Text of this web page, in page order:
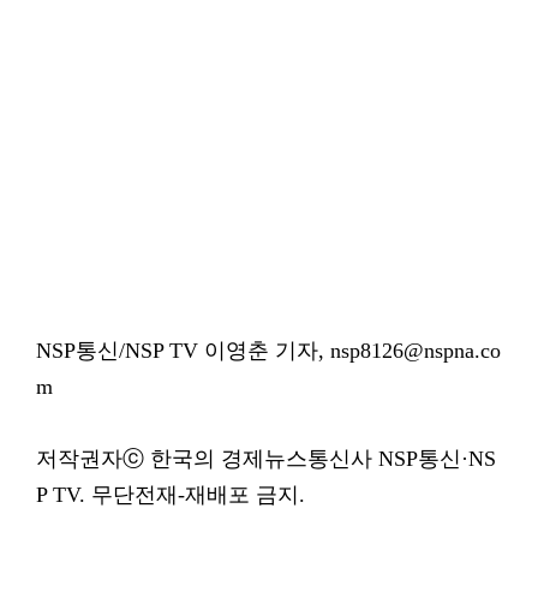
NSP통신/NSP TV 이영춘 기자, nsp8126@nspna.co
m
저작권자ⓒ 한국의 경제뉴스통신사 NSP통신·NS
P TV. 무단전재-재배포 금지.